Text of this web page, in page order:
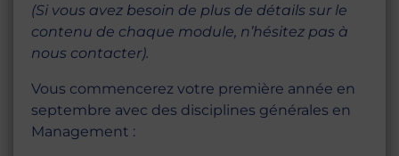
(Si vous avez besoin de plus de détails sur le
contenu de chaque module, n’hésitez pas à
nous contacter).
Vous commencerez votre première année en
septembre avec des disciplines générales en
Management :